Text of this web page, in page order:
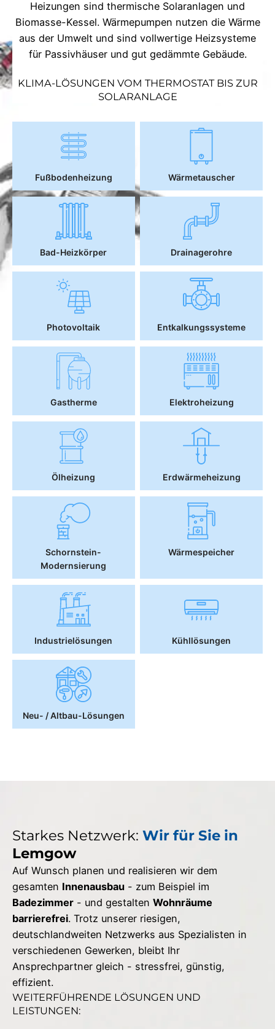
Heizungen sind thermische Solaranlagen und
Biomasse-Kessel. Wärmepumpen nutzen die Wärme
aus der Umwelt und sind vollwertige Heizsysteme
für Passivhäuser und gut gedämmte Gebäude.
KLIMA-LÖSUNGEN VOM THERMOSTAT BIS ZUR
SOLARANLAGE
Fußbodenheizung Wärmetauscher
Bad-Heizkörper Drainagerohre
Photovoltaik Entkalkungssysteme
Gastherme Elektroheizung
Ölheizung Erdwärmeheizung
Schornstein-
Modernsierung
Wärmespeicher
Industrielösungen Kühllösungen
Neu- / Altbau-Lösungen
Starkes Netzwerk: Wir für Sie in
Lemgow
Auf Wunsch planen und realisieren wir dem
gesamten Innenausbau - zum Beispiel im
Badezimmer - und gestalten Wohnräume
barrierefrei. Trotz unserer riesigen,
deutschlandweiten Netzwerks aus Spezialisten in
verschiedenen Gewerken, bleibt Ihr
Ansprechpartner gleich - stressfrei, günstig,
effizient.
WEITERFÜHRENDE LÖSUNGEN UND
LEISTUNGEN: